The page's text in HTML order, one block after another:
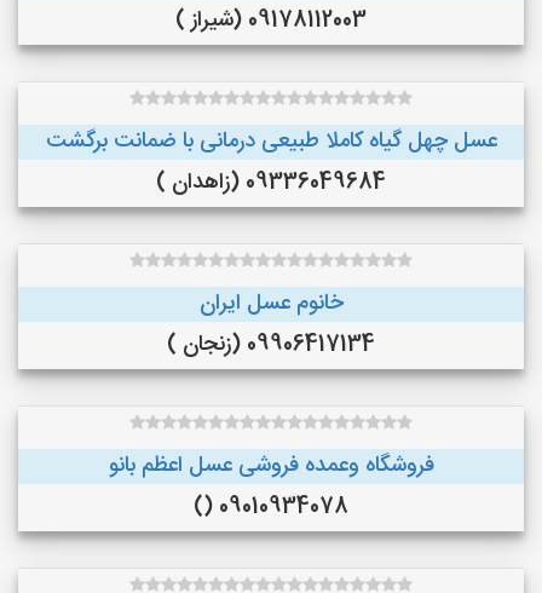
09178112003 (شیراز )
عسل چهل گیاه کاملا طبیعی درمانی با ضمانت برگشت
09336049684 (زاهدان )
خانوم عسل ایران
09906417134 (زنجان )
فروشگاه وعمده فروشی عسل اعظم بانو
09010934078 ()